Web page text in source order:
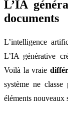
L’IA
documents
L’intelligence
L’IA générative
Voilà la vraie
système ne
éléments nouveaux